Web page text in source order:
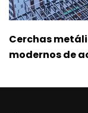
Cerchas
modernos de